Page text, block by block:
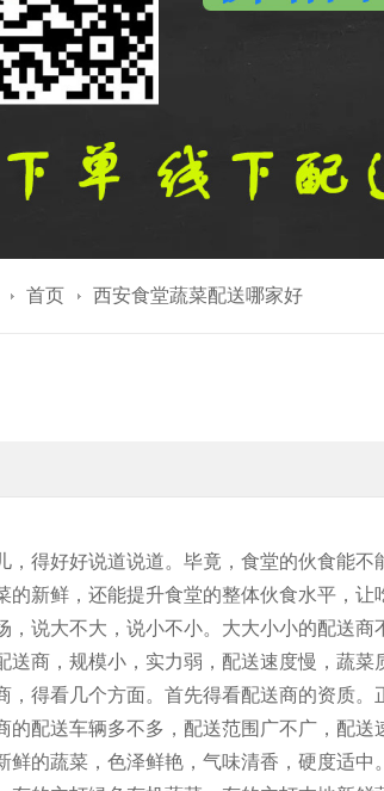
首页 西安食堂蔬菜配送哪家好
，得好好说道说道。毕竟，食堂的伙食能
的新鲜，还能提升食堂的整体伙食水平，让
，说大不大，说小不小。大大小小的配送
送商，规模小，实力弱，配送速度慢，蔬菜
，得看几个方面。首先得看配送商的资质
的配送车辆多不多，配送范围广不广，配
鲜的蔬菜，色泽鲜艳，气味清香，硬度适中